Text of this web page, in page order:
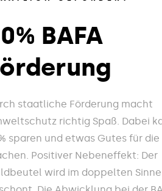
BAFA
staatliche Förderung macht
richtig Spaß. Dabei
sparen und etwas Gutes für
Positiver Nebeneffekt: Der
wird im doppelten Sinne